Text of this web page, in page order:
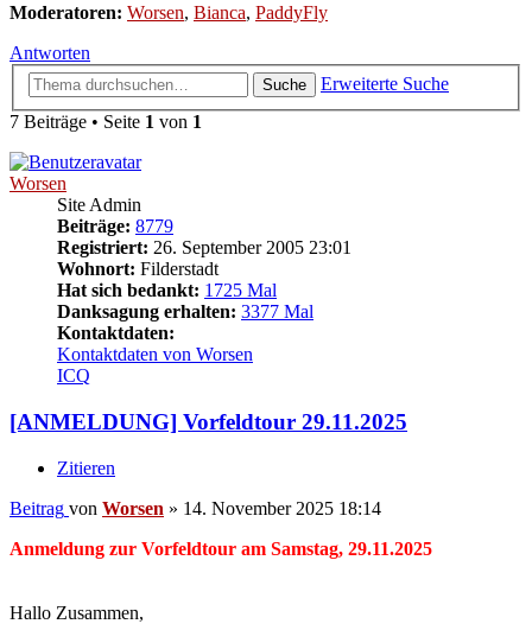
Moderatoren: Worsen, Bianca, PaddyFly
Antworten
Suche
Erweiterte Suche
7 Beiträge • Seite 1 von 1
Worsen
Site Admin
Beiträge: 8779
Registriert: 26. September 2005 23:01
Wohnort: Filderstadt
Hat sich bedankt: 1725 Mal
Danksagung erhalten: 3377 Mal
Kontaktdaten:
Kontaktdaten von Worsen
ICQ
[ANMELDUNG] Vorfeldtour 29.11.2025
Zitieren
Beitrag von Worsen » 14. November 2025 18:14
Anmeldung zur Vorfeldtour am Samstag, 29.11.2025
Hallo Zusammen,